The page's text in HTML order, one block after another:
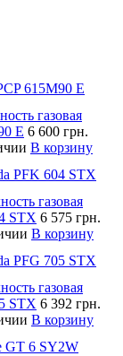
615M90 E
газовая
E 6 600 грн.
В корзину
PFK 604 STX
газовая
STX 6 575 грн.
В корзину
PFG 705 STX
газовая
STX 6 392 грн.
В корзину
GT 6 SY2W